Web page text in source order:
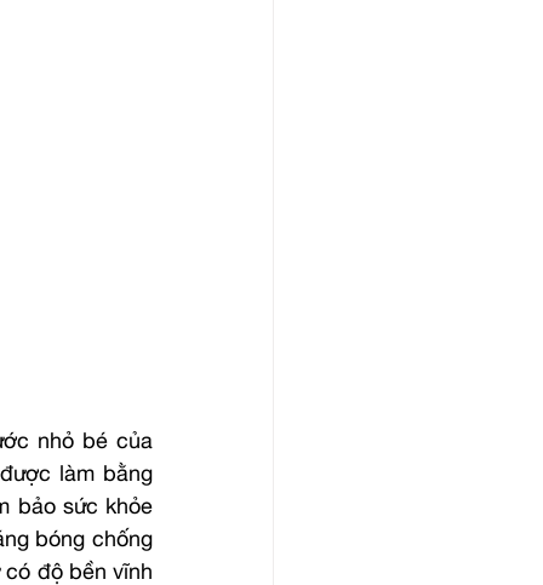
nhỏ bé của
làm bằng
bảo sức khỏe
bóng chống
độ bền vĩnh